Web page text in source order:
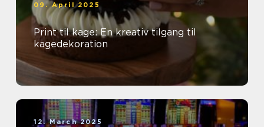
09. April 2025
Print til kage: En kreativ tilgang til
kagedekoration
12. March 2025